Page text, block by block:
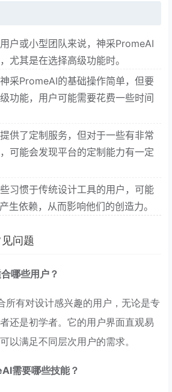
户或小型团队来说，神采PromeAI
尤其是在选择高级功能时。
采PromeAI的基础操作简单，但要
功能，用户可能需要花费一些时间
供了定制服务，但对于一些有非常
可能会发现平台的定制能力有一定
习惯于传统设计工具的用户，可能
生依赖，从而影响他们的创造力。
问题
哪些用户？
所有对设计感兴趣的用户，无论是专
还是初学者。它的用户界面直观易
以满足不同层次用户的需求。
需要哪些技能？